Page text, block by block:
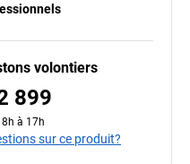
volontiers
899
à 17h
sur ce produit?